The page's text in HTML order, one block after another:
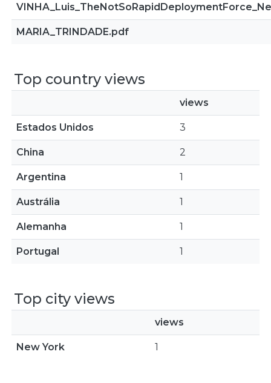
MARIA_TRINDADE.pdf
Top country views
views
Estados Unidos 3
China 2
Argentina 1
Austrália 1
Alemanha 1
Portugal 1
Top city views
views
New York 1